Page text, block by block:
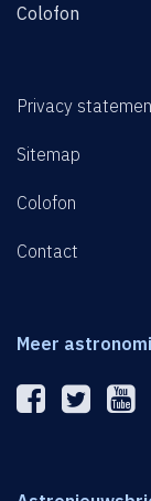
Colofon
Privacy
Sitemap
Colofon
Contact
Meer